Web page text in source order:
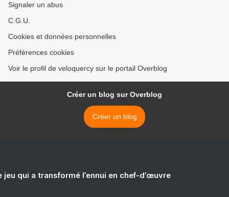
Signaler un abus
C.G.U.
Cookies et données personnelles
Préférences cookies
Voir le profil de veloquercy sur le portail Overblog
Créer un blog sur Overblog
Créer un blog
jeu qui a transformé l’ennui en chef-d’œuvre